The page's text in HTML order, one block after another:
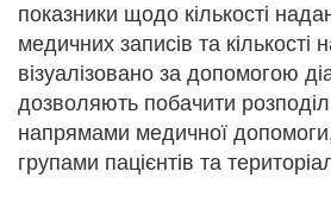
показники щодо кількості
медичних записів та кількості
візуалізовано за допомогою
дозволяють побачити
напрямами медичної
групами пацієнтів та